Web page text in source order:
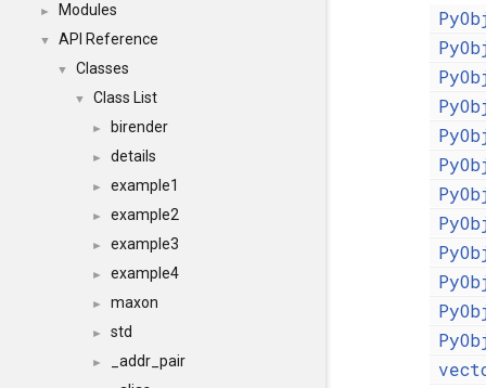
► Modules
▼ API Reference
▼ Classes
▼ Class List
► birender
► details
► example1
► example2
► example3
► example4
► maxon
► std
► _addr_pair